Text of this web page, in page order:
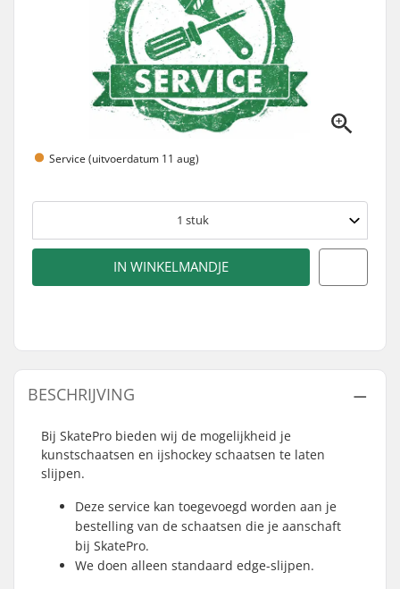
Service (uitvoerdatum 11 aug)
1 stuk
IN WINKELMANDJE
BESCHRIJVING
Bij SkatePro bieden wij de mogelijkheid je
kunstschaatsen en ijshockey schaatsen te laten
slijpen.
Deze service kan toegevoegd worden aan je
bestelling van de schaatsen die je aanschaft
bij SkatePro.
We doen alleen standaard edge-slijpen.